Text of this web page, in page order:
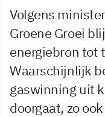
Volgens
Groene Groei
energiebron tot
Waarschijnlijk
gaswinning uit
doorgaat, zo